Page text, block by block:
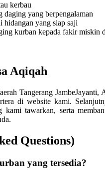
kerbau
daging yang berpengalaman
hidangan yang siap saji
kurban kepada fakir miskin
Aqiqah
Tangerang
di website kami.
kami tawarkan, serta
Questions)
yang tersedia?